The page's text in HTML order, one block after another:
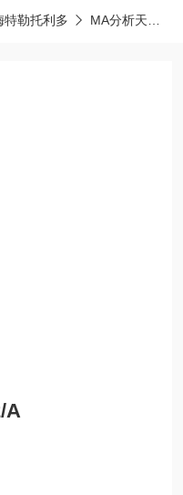
特勒托利多 MA分析天平
A